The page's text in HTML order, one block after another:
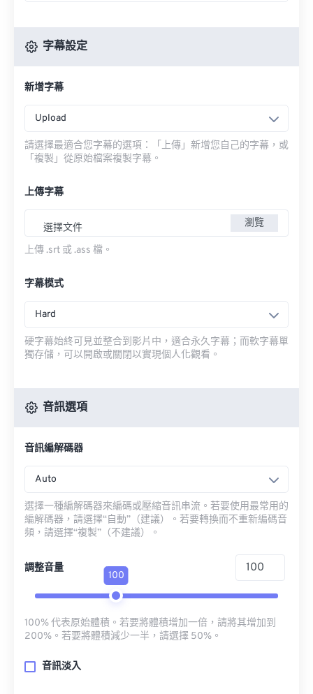
字幕設定
新增字幕
Upload
請選擇最適合您字幕的選項：「上傳」新增您自己的字幕，或
「複製」從原始檔案複製字幕。
上傳字幕
選擇文件 瀏覽
上傳 .srt 或 .ass 檔。
字幕模式
Hard
硬字幕始終可見並整合到影片中，適合永久字幕；而軟字幕單
獨存儲，可以開啟或關閉以實現個人化觀看。
音訊選項
音訊編解碼器
Auto
選擇一種編解碼器來編碼或壓縮音訊串流。若要使用最常用的
編解碼器，請選擇“自動”（建議）。若要轉換而不重新編碼音
頻，請選擇“複製”（不建議）。
調整音量
100
100% 代表原始體積。若要將體積增加一倍，請將其增加到
200%。若要將體積減少一半，請選擇 50%。
音訊淡入